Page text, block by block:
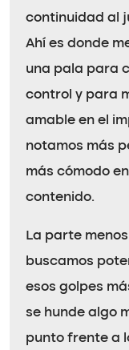
continuidad al
Ahí es donde
una pala para
control y para
amable en el
notamos más
más cómodo
contenido.
La parte
buscamos
esos golpes
se hunde algo
punto frente a